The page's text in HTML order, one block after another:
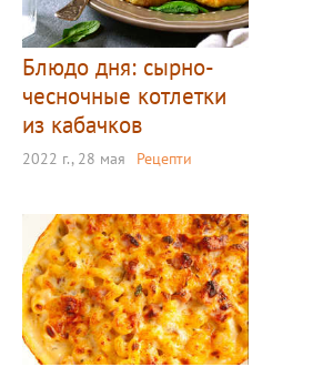
Блюдо дня: сырно-
чесночные котлетки
из кабачков
2022 г., 28 мая Рецепти